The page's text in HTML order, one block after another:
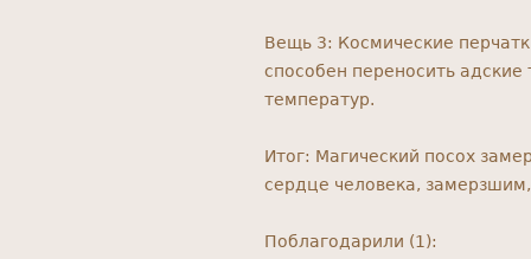
Вещь 3: Космические
способен переносить
температур.
Итог: Магический посох
сердце человека,
Поблагодарили (1):